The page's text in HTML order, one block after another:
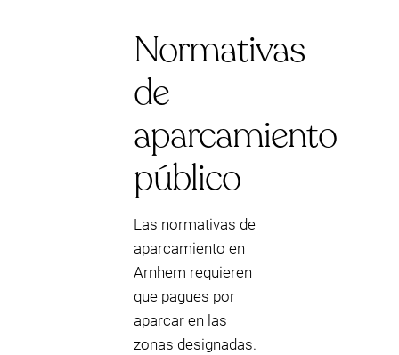
Normativas
de
aparcamiento
público
Las normativas de
aparcamiento en
Arnhem requieren
que pagues por
aparcar en las
zonas designadas.